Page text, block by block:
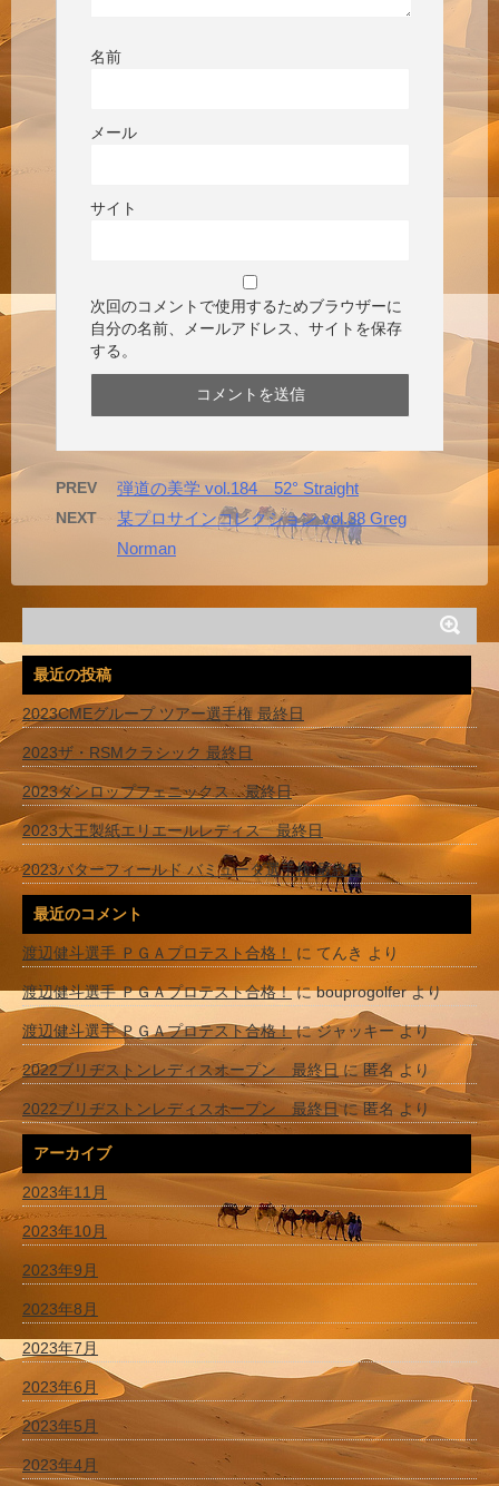
名前
メール
サイト
次回のコメントで使用するためブラウザーに
自分の名前、メールアドレス、サイトを保存
する。
PREV 弾道の美学 vol.184 52° Straight
NEXT
某プロサインコレクション vol.38 Greg
Norman
最近の投稿
2023CMEグループ ツアー選手権 最終日
2023ザ・RSMクラシック 最終日
2023ダンロップフェニックス 最終日
2023大王製紙エリエールレディス 最終日
2023バターフィールド バミューダ選手権 最終日
最近のコメント
渡辺健斗選手 ＰＧＡプロテスト合格！ に てんき より
渡辺健斗選手 ＰＧＡプロテスト合格！にbouprogolferより
渡辺健斗選手 ＰＧＡプロテスト合格！にジャッキーより
2022ブリヂストンレディスオープン 最終日 に 匿名より
2022ブリヂストンレディスオープン 最終日に匿名 より
アーカイブ
2023年11月
2023年10月
2023年9月
2023年8月
2023年7月
2023年6月
2023年5月
2023年4月